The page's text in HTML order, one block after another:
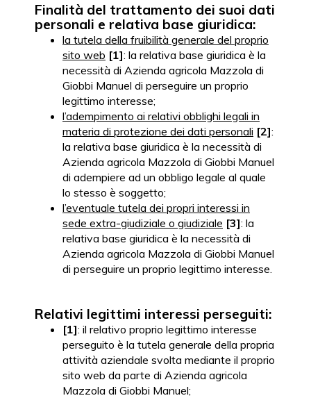
Finalità del trattamento dei suoi dati
personali e relativa base giuridica:
la tutela della fruibilità generale del proprio
sito web [1]: la relativa base giuridica è la
necessità di Azienda agricola Mazzola di
Giobbi Manuel di perseguire un proprio
legittimo interesse;
l’adempimento ai relativi obblighi legali in
materia di protezione dei dati personali [2]:
la relativa base giuridica è la necessità di
Azienda agricola Mazzola di Giobbi Manuel
di adempiere ad un obbligo legale al quale
lo stesso è soggetto;
l’eventuale tutela dei propri interessi in
sede extra-giudiziale o giudiziale [3]: la
relativa base giuridica è la necessità di
Azienda agricola Mazzola di Giobbi Manuel
di perseguire un proprio legittimo interesse.
Relativi legittimi interessi perseguiti:
[1]: il relativo proprio legittimo interesse
perseguito è la tutela generale della propria
attività aziendale svolta mediante il proprio
sito web da parte di Azienda agricola
Mazzola di Giobbi Manuel;